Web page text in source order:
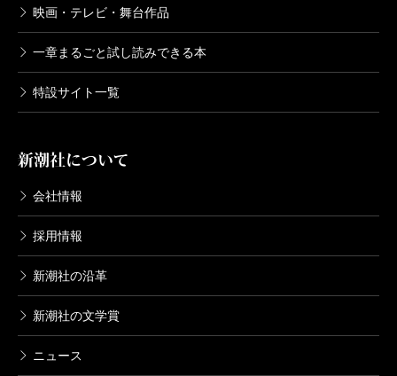
映画・テレビ・舞台作品
一章まるごと試し読みできる本
特設サイト一覧
新潮社について
会社情報
採用情報
新潮社の沿革
新潮社の文学賞
ニュース